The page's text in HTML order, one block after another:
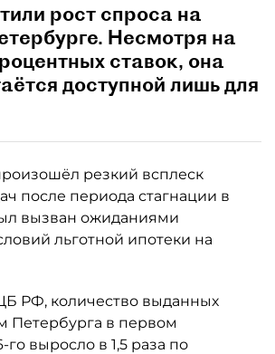
рост спроса на
Несмотря на
ставок, она
доступной лишь для
резкий всплеск
после периода стагнации в
вызван ожиданиями
льготной ипотеки на
РФ, количество выданных
Петербурга в первом
го выросло в 1,5 раза по